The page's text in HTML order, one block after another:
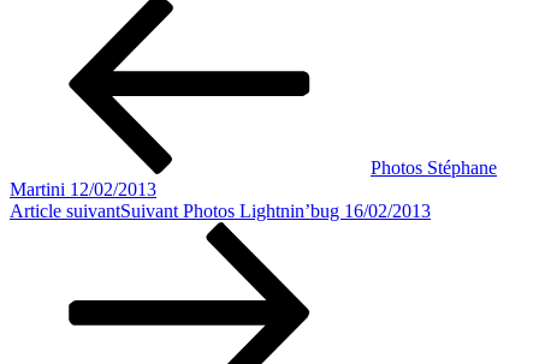
Photos Stéphane
Martini 12/02/2013
Article suivantSuivant Photos Lightnin’bug 16/02/2013